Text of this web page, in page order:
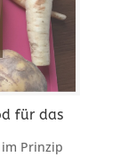
für das
Prinzip